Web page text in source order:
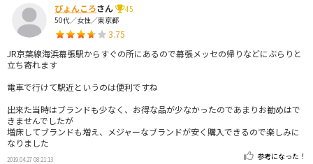
ぴょんころさん
45
50代／女性／東京都
3.75
JR京葉線海浜幕張駅からすぐの所にあるので幕張メッセの帰りなどにぶらりと
立ち寄れます
電車で行けて駅近というのは便利ですね
出来た当時はブランドも少なく、お得な品が少なかったのであまりお勧めはで
きませんでしたが
増床してブランドも増え、メジャーなブランドが安く購入できるので楽しみに
なりました
2019.04.27 08:21:13 参考になった！